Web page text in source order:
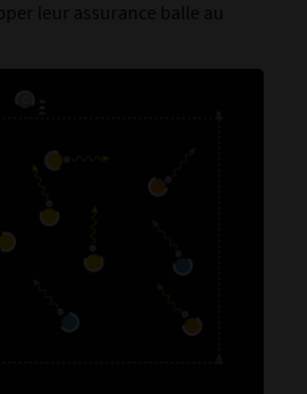
leur assurance balle au